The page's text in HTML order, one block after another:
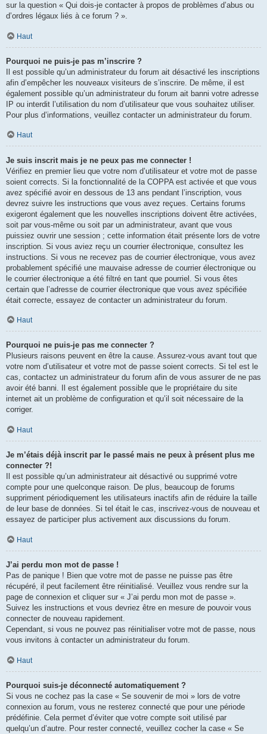
sur la question « Qui dois-je contacter à propos de problèmes d’abus ou
d’ordres légaux liés à ce forum ? ».
Haut
Pourquoi ne puis-je pas m’inscrire ?
Il est possible qu’un administrateur du forum ait désactivé les inscriptions
afin d’empêcher les nouveaux visiteurs de s’inscrire. De même, il est
également possible qu’un administrateur du forum ait banni votre adresse
IP ou interdit l’utilisation du nom d’utilisateur que vous souhaitez utiliser.
Pour plus d’informations, veuillez contacter un administrateur du forum.
Haut
Je suis inscrit mais je ne peux pas me connecter !
Vérifiez en premier lieu que votre nom d’utilisateur et votre mot de passe
soient corrects. Si la fonctionnalité de la COPPA est activée et que vous
avez spécifié avoir en dessous de 13 ans pendant l’inscription, vous
devrez suivre les instructions que vous avez reçues. Certains forums
exigeront également que les nouvelles inscriptions doivent être activées,
soit par vous-même ou soit par un administrateur, avant que vous
puissiez ouvrir une session ; cette information était présente lors de votre
inscription. Si vous aviez reçu un courrier électronique, consultez les
instructions. Si vous ne recevez pas de courrier électronique, vous avez
probablement spécifié une mauvaise adresse de courrier électronique ou
le courrier électronique a été filtré en tant que pourriel. Si vous êtes
certain que l’adresse de courrier électronique que vous avez spécifiée
était correcte, essayez de contacter un administrateur du forum.
Haut
Pourquoi ne puis-je pas me connecter ?
Plusieurs raisons peuvent en être la cause. Assurez-vous avant tout que
votre nom d’utilisateur et votre mot de passe soient corrects. Si tel est le
cas, contactez un administrateur du forum afin de vous assurer de ne pas
avoir été banni. Il est également possible que le propriétaire du site
internet ait un problème de configuration et qu’il soit nécessaire de la
corriger.
Haut
Je m’étais déjà inscrit par le passé mais ne peux à présent plus me
connecter ?!
Il est possible qu’un administrateur ait désactivé ou supprimé votre
compte pour une quelconque raison. De plus, beaucoup de forums
suppriment périodiquement les utilisateurs inactifs afin de réduire la taille
de leur base de données. Si tel était le cas, inscrivez-vous de nouveau et
essayez de participer plus activement aux discussions du forum.
Haut
J’ai perdu mon mot de passe !
Pas de panique ! Bien que votre mot de passe ne puisse pas être
récupéré, il peut facilement être réinitialisé. Veuillez vous rendre sur la
page de connexion et cliquer sur « J’ai perdu mon mot de passe ».
Suivez les instructions et vous devriez être en mesure de pouvoir vous
connecter de nouveau rapidement.
Cependant, si vous ne pouvez pas réinitialiser votre mot de passe, nous
vous invitons à contacter un administrateur du forum.
Haut
Pourquoi suis-je déconnecté automatiquement ?
Si vous ne cochez pas la case « Se souvenir de moi » lors de votre
connexion au forum, vous ne resterez connecté que pour une période
prédéfinie. Cela permet d’éviter que votre compte soit utilisé par
quelqu’un d’autre. Pour rester connecté, veuillez cocher la case « Se